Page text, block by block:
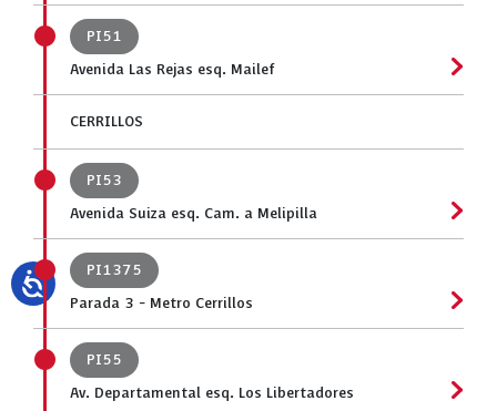
PI51
Avenida Las Rejas esq. Mailef
CERRILLOS
PI53
Avenida Suiza esq. Cam. a Melipilla
PI1375
Parada 3 - Metro Cerrillos
PI55
Av. Departamental esq. Los Libertadores